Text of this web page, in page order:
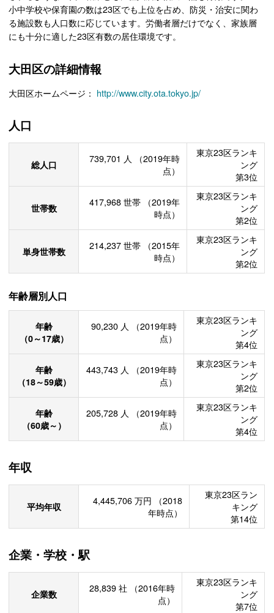
小中学校や保育園の数は23区でも上位を占め、防災・治安に関わ
る施設数も人口数に応じています。労働者層だけでなく、家族層
にも十分に適した23区有数の居住環境です。
大田区の詳細情報
大田区ホームページ： http://www.city.ota.tokyo.jp/
人口
総人口 739,701 人
（2019年時
点）
東京23区ランキ
ング
第3位
世帯数 417,968 世帯
（2019年
時点）
東京23区ランキ
ング
第2位
単身世帯数 214,237 世帯
（2015年
時点）
東京23区ランキ
ング
第2位
年齢層別人口
年齢
（0～17歳）
90,230 人
（2019年時
点）
東京23区ランキ
ング
第4位
年齢
（18～59歳）
443,743 人
（2019年時
点）
東京23区ランキ
ング
第2位
年齢
（60歳～）
205,728 人
（2019年時
点）
東京23区ランキ
ング
第4位
年収
平均年収 4,445,706 万円
（2018
年時点）
東京23区ラン
キング
第14位
企業・学校・駅
企業数 28,839 社
（2016年時
点）
東京23区ランキ
ング
第7位